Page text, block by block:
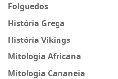
Folguedos
História Grega
História Vikings
Mitologia Africana
Mitologia Cananeia